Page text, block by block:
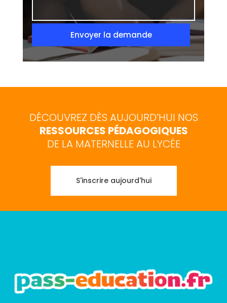
Envoyer la demande
DÉCOUVREZ DÈS AUJOURD’HUI NOS
RESSOURCES PÉDAGOGIQUES
DE LA MATERNELLE AU LYCÉE
S'inscrire aujourd'hui